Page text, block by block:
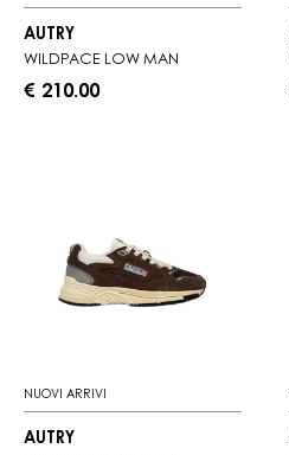
AUTRY
WILDPACE LOW MAN
€ 210.00
NUOVI ARRIVI
AUTRY